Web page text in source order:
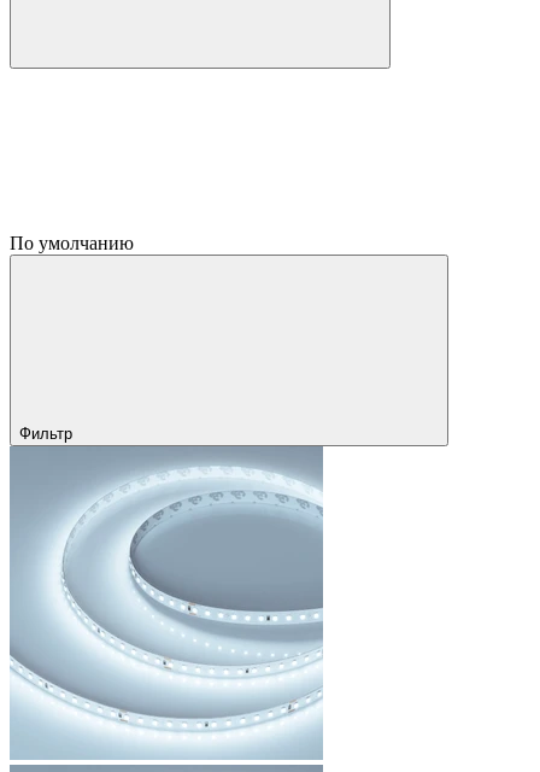
По умолчанию
Фильтр